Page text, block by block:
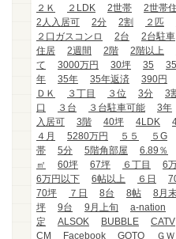
２Ｋ
２LDK 2世帯
2世帯
2人入居可
2分 2割 ２匹
２口ガスコンロ
2台 2台駐車
住居
2週間 2階 2階以上
て
3000万円 30坪 35
年
35年 35年返済 390円
ＤＫ
３丁目 ３位 3分 3
口
３台 ３台駐車可能 3年
入居可
3階 40坪 4LDK
４月
5280万円 ５５ ５G
帯
5分 5階角部屋 6.89％
㎡
60坪 67坪 ６丁目
6
6万円以下
6帖以上 ６日
70坪
７日 8台 8帖 8月
坪
9台 9月上旬 a-nation
定
ALSOK BUBBLE
CATV
CM
Facebook GOTO ＧＷ